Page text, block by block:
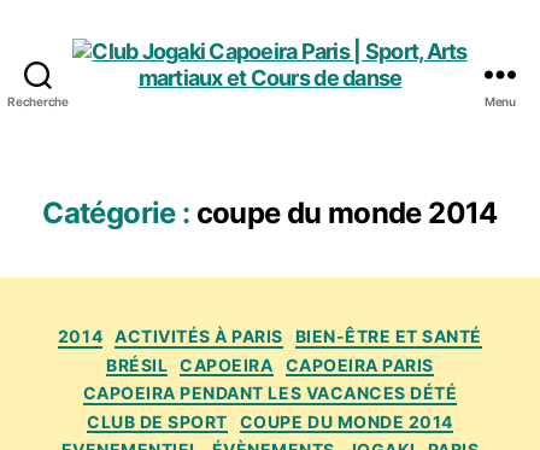
Recherche
Paris
|
Arts
et
Cours
de
danse
Menu
Catégorie : coupe du monde 2014
Catégories
2014 ACTIVITÉS À PARIS
BIEN-ÊTRE ET SANTÉ
BRÉSIL
CAPOEIRA
CAPOEIRA PARIS
CAPOEIRA PENDANT LES VACANCES DÉTÉ
CLUB DE SPORT
COUPE DU MONDE 2014